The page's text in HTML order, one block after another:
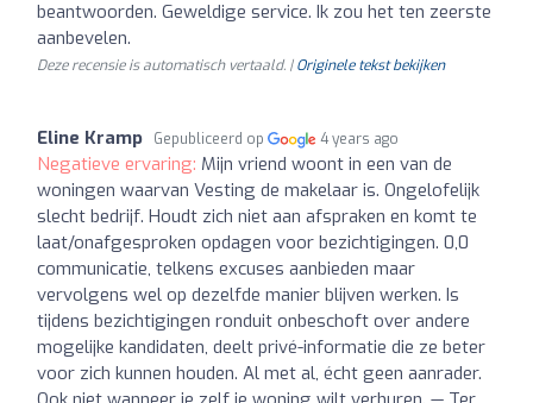
beantwoorden. Geweldige service. Ik zou het ten zeerste
aanbevelen.
Deze recensie is automatisch vertaald. |Originele tekst bekijken
Eline Kramp Gepubliceerd op 4 years ago
Negatieve ervaring: Mijn vriend woont in een van de
woningen waarvan Vesting de makelaar is. Ongelofelijk
slecht bedrijf. Houdt zich niet aan afspraken en komt te
laat/onafgesproken opdagen voor bezichtigingen. 0,0
communicatie, telkens excuses aanbieden maar
vervolgens wel op dezelfde manier blijven werken. Is
tijdens bezichtigingen ronduit onbeschoft over andere
mogelijke kandidaten, deelt privé-informatie die ze beter
voor zich kunnen houden. Al met al, écht geen aanrader.